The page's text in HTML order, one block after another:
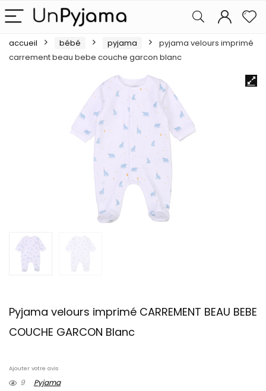
accueil bébé pyjama
pyjama velours imprimé
carrement beau bebe couche garcon blanc
Pyjama velours imprimé CARREMENT BEAU BEBE
COUCHE GARCON Blanc
Ajouter votre avis
9 Pyjama